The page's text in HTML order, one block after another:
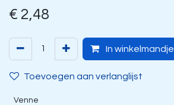
€ 2,48
In winkelmandje
Toevoegen aan verlanglijst
Venne